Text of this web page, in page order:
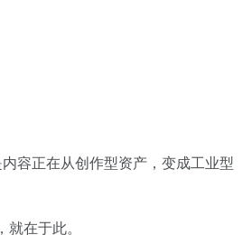
容正在从创作型资产，变成工业型
就在于此。